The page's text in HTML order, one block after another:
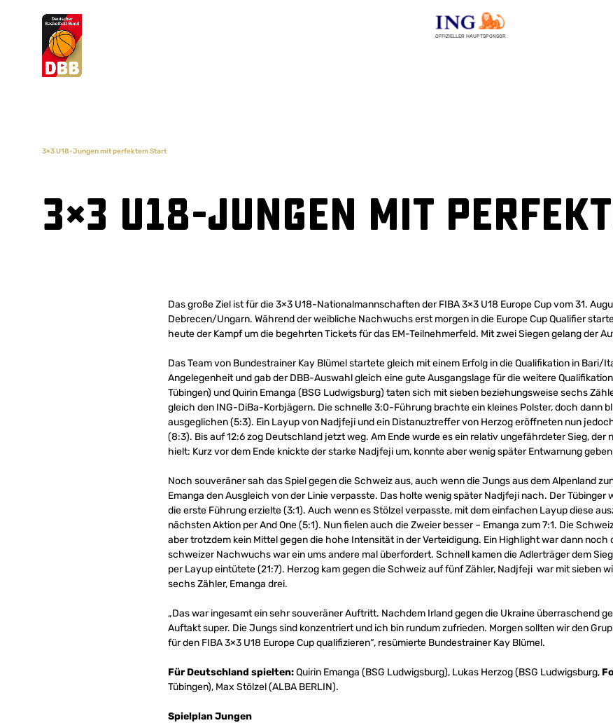
OFFIZIELLER HAUPTSPONSOR
Suchvorschläge
3×3 U18-Jungen mit perfektem Start
3×3 U18-Jungen mit
Das große Ziel ist für die 3×3 U18-Nationalmannschaften der FIBA 3×3 U18 Europe Cup vom 31.
Debrecen/Ungarn. Während der weibliche Nachwuchs erst morgen in die Europe Cup Qualifier
heute der Kampf um die begehrten Tickets für das EM-Teilnehmerfeld. Mit zwei Siegen gelang der
Das Team von Bundestrainer Kay Blümel startete gleich mit einem Erfolg in die Qualifikation in Bari/
Angelegenheit und gab der DBB-Auswahl gleich eine gute Ausgangslage für die weitere
Tübingen) und Quirin Emanga (BSG Ludwigsburg) taten sich mit sieben beziehungsweise sechs
gleich den ING-DiBa-Korbjägern. Die schnelle 3:0-Führung brachte ein kleines Polster, doch dann
ausgeglichen (5:3). Ein Layup von Nadjfeji und ein Distanuztreffer von Herzog eröffneten nun
(8:3). Bis auf 12:6 zog Deutschland jetzt weg. Am Ende wurde es ein relativ ungefährdeter Sieg,
hielt: Kurz vor dem Ende knickte der starke Nadjfeji um, konnte aber wenig später Entwarnung
Noch souveräner sah das Spiel gegen die Schweiz aus, auch wenn die Jungs aus dem Alpenland
Emanga den Ausgleich von der Linie verpasste. Das holte wenig später Nadjfeji nach. Der Tübinger
die erste Führung erzielte (3:1). Auch wenn es Stölzel verpasste, mit dem einfachen Layup diese
nächsten Aktion per And One (5:1). Nun fielen auch die Zweier besser – Emanga zum 7:1. Die
aber trotzdem kein Mittel gegen die hohe Intensität in der Verteidigung. Ein Highlight war dann noch
schweizer Nachwuchs war ein ums andere mal überfordert. Schnell kamen die Adlerträger dem
per Layup eintütete (21:7). Herzog kam gegen die Schweiz auf fünf Zähler, Nadjfeji war mit sieben
sechs Zähler, Emanga drei.
„Das war ingesamt ein sehr souveräner Auftritt. Nachdem Irland gegen die Ukraine überraschend
Auftakt super. Die Jungs sind konzentriert und ich bin rundum zufrieden. Morgen sollten wir den
für den FIBA 3×3 U18 Europe Cup qualifizieren“, resümierte Bundestrainer Kay Blümel.
Für Deutschland spielten:Quirin Emanga (BSG Ludwigsburg), Lukas Herzog (BSG Ludwigsburg,
Tübingen), Max Stölzel (ALBA BERLIN).
Spielplan Jungen